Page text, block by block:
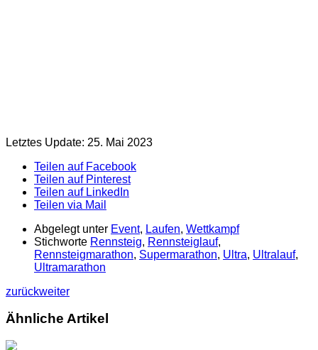
Letztes Update: 25. Mai 2023
Teilen auf Facebook
Teilen auf Pinterest
Teilen auf LinkedIn
Teilen via Mail
Abgelegt unter Event, Laufen, Wettkampf
Stichworte Rennsteig, Rennsteiglauf,
Rennsteigmarathon, Supermarathon, Ultra, Ultralauf,
Ultramarathon
zurückweiter
Ähnliche Artikel